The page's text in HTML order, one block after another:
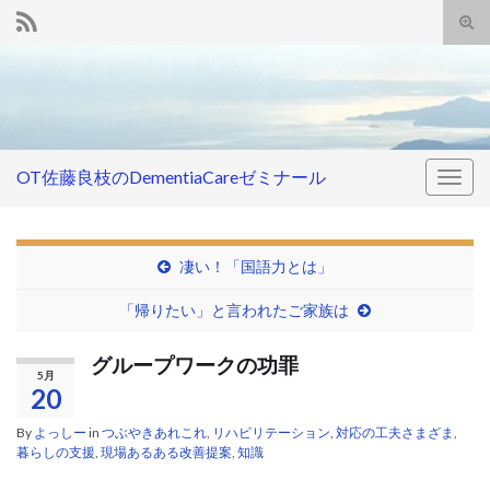
OT佐藤良枝のDementiaCareゼミナール
凄い！「国語力とは」
「帰りたい」と言われたご家族は
5月
20
グループワークの功罪
By よっしー in つぶやきあれこれ リハビリテーション 対応の工夫さまざま
暮らしの支援 現場あるある改善提案 知識